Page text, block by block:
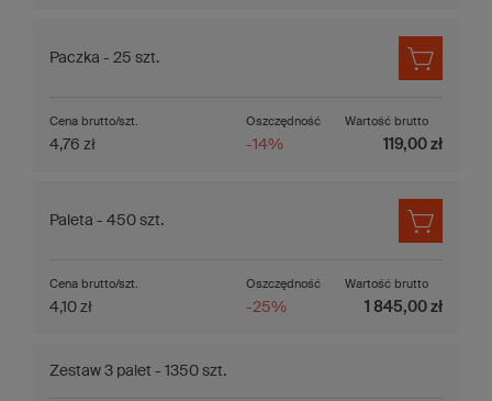
Paczka - 25 szt.
Oszczędność
-14%
Cena brutto/szt.
4,76 zł
Wartość brutto
119,00 zł
Paleta - 450 szt.
Oszczędność
-25%
Cena brutto/szt.
4,10 zł
Wartość brutto
1 845,00 zł
Zestaw 3 palet - 1350 szt.